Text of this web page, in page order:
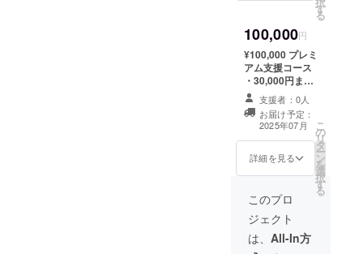
時期：2025年8
月頃、12月頃
※詳細はメールで
連絡いたしま
す。 形式：
Zoom／または
限定動画配信
（参加できない
方） 時間：約60
分（45分プレゼ
ン＋15分質疑応
答） 回数：
フェーズを分け
て2回を予定 ・
掲載期間：2025
年8月1日から同
年12月31日まで
す
る
100,000円
¥100,000 プレミ
アム支援コース
・30,000円まで
のコースすべて
・アプリ内にあ
なたのお名前を
記念バッジとし
て掲載 ・開発者
との1on1 Zoom
義） 時期：2025
年8月頃、12月
頃（各回特別
ミーティング後
の開催） ※
支援者：0人
お届け予定：
2025年07月
詳細を見る
こ
の
リ
タ
ー
ン
を
選
択
す
る
このプロ
ジェクト
は、 All-In方